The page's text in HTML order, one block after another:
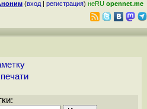
(вход | регистрация) неRU opennet.me